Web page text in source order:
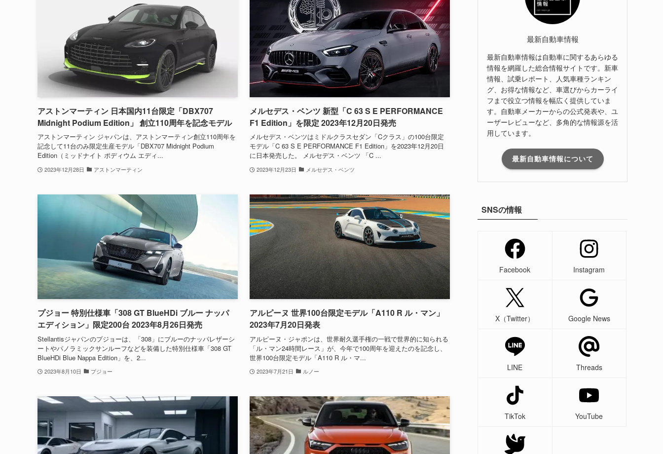
アストンマーティン 日本国内11台限定「DBX707
Midnight Podium Edition」 創立110周年を記念モデル
アストンマーティン ジャパンは、アストンマーティン創立110周年を
記念して11台のみ限定生産モデル「DBX707 Midnight Podium
Edition（ミッドナイト ポディウム エディ...
2023年12月28日 アストンマーティン
メルセデス・ベンツ 新型「C 63 S E PERFORMANCE
F1 Edition」を限定 2023年12月20日発売
メルセデス・ベンツはミドルクラスセダン「Cクラス」の100台限定
モデル「C 63 S E PERFORMANCE F1 Edition」を2023年12月20日
に日本発売した。 メルセデス・ベンツ 「C ...
2023年12月23日 メルセデス・ベンツ
プジョー 特別仕様車「308 GT BlueHDi ブルー ナッパ
エディション」限定200台 2023年8月26日発売
Stellantisジャパンのプジョーは、「308」にブルーのナッパレザーシ
ートやパノラミックサンルーフなどを装備した特別仕様車「308 GT
BlueHDi Blue Nappa Edition」を、2...
2023年8月10日 プジョー
アルピーヌ 世界100台限定モデル「A110 R ル・マン」
2023年7月20日発表
アルピーヌ・ジャポンは、世界耐久選手権の一戦で世界的に知られる
「ル・マン24時間レース」が、今年で100周年を迎えたのを記念し、
世界100台限定モデル「A110 R ル・マ...
2023年7月21日 ルノー
最新自動車情報
最新自動車情報は自動車に関するあらゆる
情報を網羅した総合情報サイトです。新車
情報、試乗レポート、人気車種ランキン
グ、お得な情報など、車選びからカーライ
フまで役立つ情報を幅広く提供していま
す。自動車メーカーからの公式発表や、ユ
ーザーレビューなど、多角的な情報源を活
用しています。
最新自動車情報について
SNSの情報
Facebook Instagram
X（Twitter） Google News
LINE Threads
TikTok YouTube